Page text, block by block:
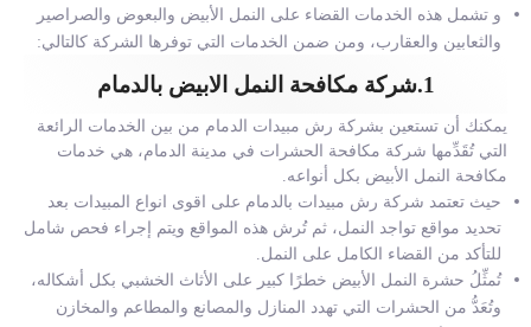
و تشمل هذه الخدمات القضاء على النمل الأبيض والبعوض والصراصير
والثعابين والعقارب، ومن ضمن الخدمات التي توفرها الشركة كالتالي:
1.شركة مكافحة النمل الابيض بالدمام
يمكنك أن تستعين بشركة رش مبيدات الدمام من بين الخدمات الرائعة
التي تُقَدِّمها شركة مكافحة الحشرات في مدينة الدمام، هي خدمات
مكافحة النمل الأبيض بكل أنواعه.
حيث تعتمد شركة رش مبيدات بالدمام على اقوى انواع المبيدات بعد
تحديد مواقع تواجد النمل، ثم تُرش هذه المواقع ويتم إجراء فحص شامل
للتأكد من القضاء الكامل على النمل.
تُمثِّلُ حشرة النمل الأبيض خطرًا كبير على الأثاث الخشبي بكل أشكاله،
وتُعَدُّ من الحشرات التي تهدد المنازل والمصانع والمطاعم والمخازن